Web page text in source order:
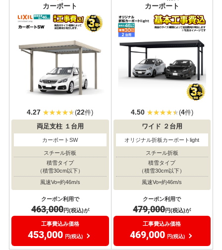
カーポート
4.27 (22件)
両足支柱 １台用
カーポートSW
スチール折板
積雪タイプ
（積雪30cm以下）
風速Vo=約46m/s
クーポン利用で
463,000円(税込)が
工事費込み価格
453,000 円(税込)
カーポート
4.50 (4件)
ワイド ２台用
オリジナル折板カーポートlight
スチール折板
積雪タイプ
（積雪30cm以下）
風速Vo=約46m/s
クーポン利用で
479,000円(税込)が
工事費込み価格
469,000 円(税込)